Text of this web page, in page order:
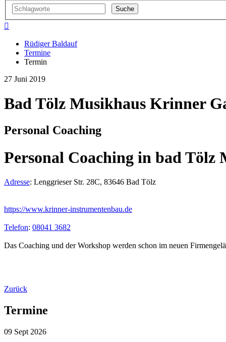

Rüdiger Baldauf
Termine
Termin
27 Juni 2019
Bad Tölz Musikhaus Krinner
Personal Coaching
Personal Coaching in bad
Adresse: Lenggrieser Str. 28C, 83646 Bad Tölz
https://www.krinner-instrumentenbau.de
Telefon: 08041 3682
Das Coaching und der Workshop werden schon im neuen
Zurück
Termine
09 Sept 2026